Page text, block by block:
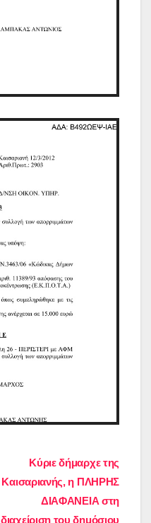
Κύριε δήμαρχε της
Καισαριανής, η ΠΛΗΡΗΣ
ΔΙΑΦΑΝΕΙΑ στη
διαχείριση του δημόσιου